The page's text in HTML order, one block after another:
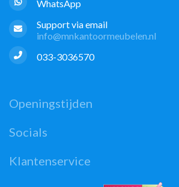
WhatsApp
Support via email
info@mnkantoormeubelen.nl
033-3036570
Openingstijden
Socials
Klantenservice